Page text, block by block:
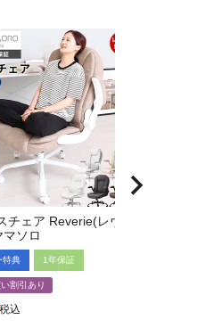
チェア Reverie(レヴェ
マソロ
特典 1年保証
割引あり
税込